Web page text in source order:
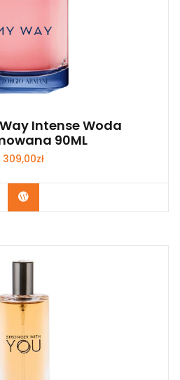
Intense Woda
90ML
309,00zł
Zobacz